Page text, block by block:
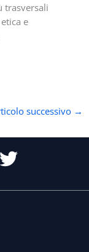
trasversali
e
successivo →